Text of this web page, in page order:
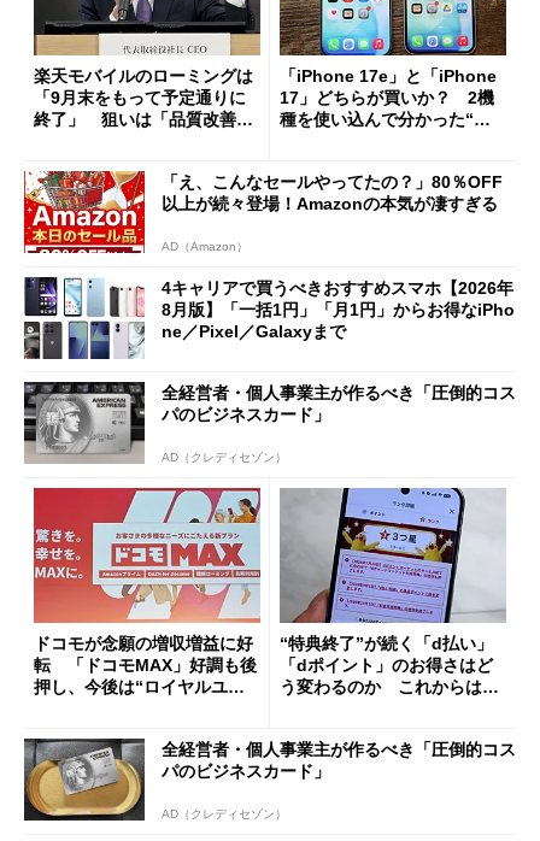
楽天モバイルのローミングは
「9月末をもって予定通りに
終了」 狙いは「品質改善」
も
「iPhone 17e」と「iPhone
17」どちらが買いか？ 2機
種を使い込んで分かった“ス
「え、こんなセールやってたの？」80％OFF
以上が続々登場！Amazonの本気が凄すぎる
AD（Amazon）
4キャリアで買うべきおすすめスマホ【2026年
8月版】「一括1円」「月1円」からお得なiPho
ne／Pixel／Galaxyまで
全経営者・個人事業主が作るべき「圧倒的コス
パのビジネスカード」
AD（クレディセゾン）
ドコモが念願の増収増益に好
転 「ドコモMAX」好調も後
押し、今後は“ロイヤルユー
“特典終了”が続く「d払い」
「dポイント」のお得さはど
う変わるのか これからは
全経営者・個人事業主が作るべき「圧倒的コス
パのビジネスカード」
AD（クレディセゾン）